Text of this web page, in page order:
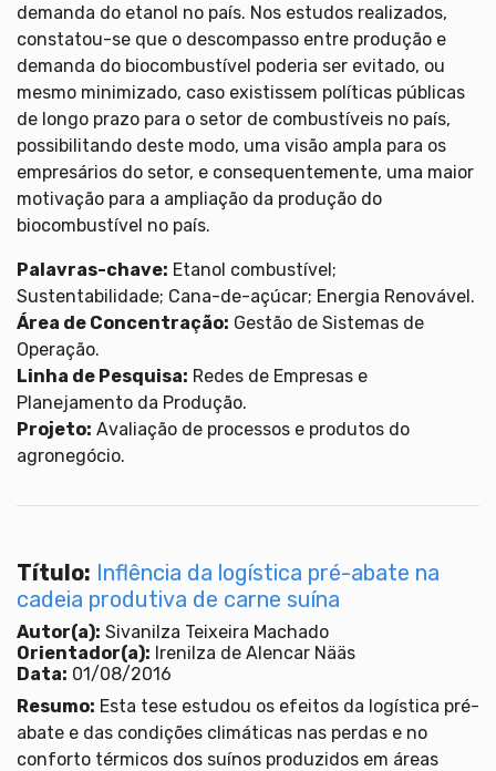
demanda do etanol no país. Nos estudos realizados,
constatou-se que o descompasso entre produção e
demanda do biocombustível poderia ser evitado, ou
mesmo minimizado, caso existissem políticas públicas
de longo prazo para o setor de combustíveis no país,
possibilitando deste modo, uma visão ampla para os
empresários do setor, e consequentemente, uma maior
motivação para a ampliação da produção do
biocombustível no país.
Palavras-chave: Etanol combustível;
Sustentabilidade; Cana-de-açúcar; Energia Renovável.
Área de Concentração: Gestão de Sistemas de
Operação.
Linha de Pesquisa: Redes de Empresas e
Planejamento da Produção.
Projeto: Avaliação de processos e produtos do
agronegócio.
Título: Inflência da logística pré-abate na
cadeia produtiva de carne suína
Autor(a): Sivanilza Teixeira Machado
Orientador(a): Irenilza de Alencar Nääs
Data: 01/08/2016
Resumo: Esta tese estudou os efeitos da logística pré-
abate e das condições climáticas nas perdas e no
conforto térmicos dos suínos produzidos em áreas